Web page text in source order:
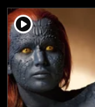
player2